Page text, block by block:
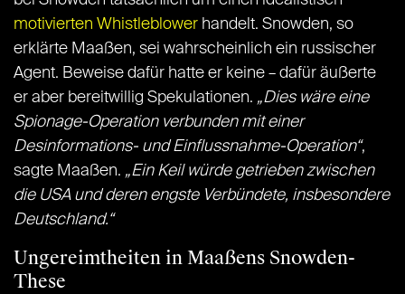
motivierten Whistleblower handelt. Snowden, so
erklärte Maaßen, sei wahrscheinlich ein russischer
Agent. Beweise dafür hatte er keine – dafür äußerte
er aber bereitwillig Spekulationen. „Dies wäre eine
Spionage-Operation verbunden mit einer
Desinformations- und Einflussnahme-Operation“,
sagte Maaßen. „Ein Keil würde getrieben zwischen
die USA und deren engste Verbündete, insbesondere
Deutschland.“
Ungereimtheiten in Maaßens Snowden-
These